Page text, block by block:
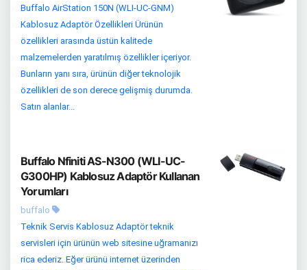
Buffalo AirStation 150N (WLI-UC-GNM)
Kablosuz Adaptör Özellikleri Ürünün
özellikleri arasında üstün kalitede
malzemelerden yaratılmış özellikler içeriyor.
Bunların yanı sıra, ürünün diğer teknolojik
özellikleri de son derece gelişmiş durumda.
Satın alanlar...
Buffalo Nfiniti AS-N300 (WLI-UC-
G300HP) Kablosuz Adaptör Kullanan
Yorumları
buffalo
Teknik Servis Kablosuz Adaptör teknik
servisleri için ürünün web sitesine uğramanızı
rica ederiz. Eğer ürünü internet üzerinden